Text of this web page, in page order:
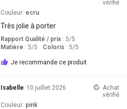
vérifié
Couleur: ecru
Très jolie à porter
Rapport Qualité / prix: 5/5
Matière : 5/5 Coloris : 5/5
Je recommande ce produit
Isabelle 10 juillet 2026
Achat
vérifié
Couleur: pink